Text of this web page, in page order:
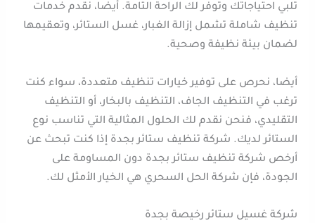
تلبي احتياجاتك وتوفر لك الراحة التامة. أيضا، نقدم خدمات
تنظيف شاملة تشمل إزالة الغبار، غسل الستائر، وتعقيمها
لضمان بيئة نظيفة وصحية.
أيضا، نحرص على توفير خيارات تنظيف متعددة، سواء كنت
ترغب في التنظيف الجاف، التنظيف بالبخار، أو التنظيف
التقليدي، فنحن نقدم لك الحلول المثالية التي تناسب نوع
الستائر لديك. شركة تنظيف ستائر بجدة إذا كنت تبحث عن
أرخص شركة تنظيف ستائر بجدة دون المساومة على
الجودة، فإن شركة الحل السحري هي الخيار الأمثل لك.
شركة غسيل ستائر رخيصة بجدة